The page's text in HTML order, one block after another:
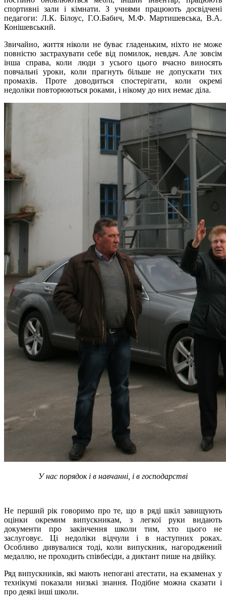
спортивні зали і кімнати. З учнями працюють досвідчені
педагоги: Л.К. Білоус, Г.О.Бабич, М.Ф. Мартишевська, В.А.
Конішевський.
Звичайно, життя ніколи не буває гладеньким, ніхто не може
повністю застрахувати себе від помилок, невдач. Але зовсім
інша справа, коли люди з усього цього вчасно виносять
повчальні уроки, коли прагнуть більше не допускати тих
промахів. Проте доводиться спостерігати, коли окремі
недоліки повторюються роками, і нікому до них немає діла.
У нас порядок і в навчанні, і в господарстві
Не перший рік говоримо про те, що в ряді шкіл завищують
оцінки окремим випускникам, з легкої руки видають
документи про закінчення школи тим, хто цього не
заслуговує. Ці недоліки відчули і в наступних роках.
Особливо дивувалися тоді, коли випускник, нагороджений
медаллю, не проходить співбесіди, а диктант пише на двійку.
Ряд випускників, які мають непогані атестати, на екзаменах у
технікумі показали низькі знання. Подібне можна сказати і
про деякі інші школи.